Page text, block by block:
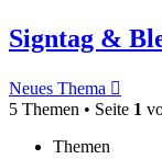
Signtag &
Neues Thema
5 Themen • Seite 1
Themen